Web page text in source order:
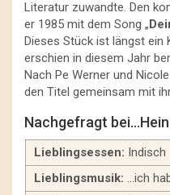
Literatur zuwandte. Den
er 1985 mit dem Song „
Dieses Stück ist längst ein
erschien in diesem Jahr
Nach Pe Werner und
den Titel gemeinsam mit
Nachgefragt
Lieblingsessen: Indisch
Lieblingsmusik: …ich